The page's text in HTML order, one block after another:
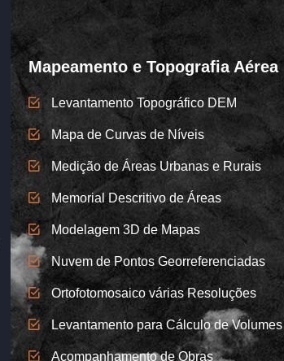
Mapeamento e Topografia Aérea
Levantamento Topográfico DEM
Mapa de Curvas de Níveis
Medição de Áreas Urbanas e Rurais
Memorial Descritivo de Áreas
Modelagem 3D de Mapas
Nuvem de Pontos Georreferenciadas
Ortofotomosaico várias Resoluções
Levantamento para Cálculo de Volumes
Acompanhamento de Obras